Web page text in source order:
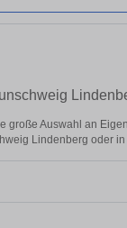
große Auswahl an
Lindenberg oder in